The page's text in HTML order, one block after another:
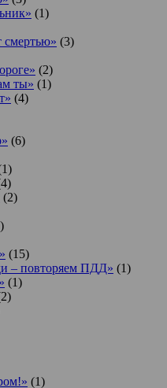
(1)
смертью» (3)
(2)
ты» (1)
(4)
(6)
(2)
(15)
– повторяем ПДД» (1)
(1)
(1)